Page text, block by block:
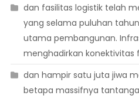
dan fasilitas logistik telah
yang selama puluhan
utama pembangunan.
menghadirkan konektivitas
dan hampir satu juta jiwa
betapa massifnya